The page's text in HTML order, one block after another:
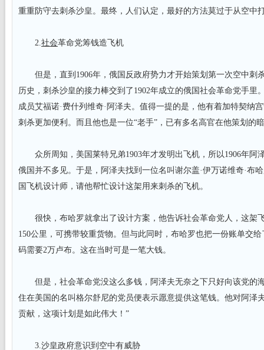
重重防守去刺杀沙皇。最终，人们认定，最好的方法莫过于从空中
2.社会革命党筹钱造飞机
但是，直到1906年，俄国反政府势力才开始策划第一次空中刺
历史，刺杀沙皇的接力棒交到了1902年成立的俄国社会革命党手里
成员艾福诺·费什列维奇·阿泽夫。值得一提的是，他有着加特契纳
刺杀更加便利。而且他也是一位“老手”，已有多名高官在他策划的
众所周知，美国莱特兄弟1903年才发明出飞机，所以1906年阿
俄国并不多见。于是，阿泽夫找到一位名叫谢尔盖·伊万诺维奇·布
国飞机设计师，请他帮忙设计这架用来刺杀的飞机。
很快，布哈罗就拿出了设计方案，他告诉社会革命党人，这架
150公里，可携带较重货物。但与此同时，布哈罗也把一份账单交
码需要2万卢布。这在当时可是一笔大钱。
但是，社会革命党没这么多钱，阿泽夫无奈之下只好向该党的
住在美国的名叫格尔舒尼的党员便表示愿意提供这笔钱。他对阿泽
贡献，这项计划是如此伟大！”
3.沙皇政府意识到空中有威胁